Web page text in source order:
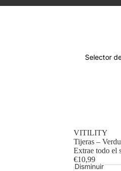
Selector
VITILITY
Tijeras –
Extrae todo el
€10,99
Disminuir